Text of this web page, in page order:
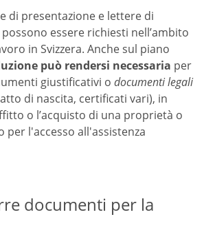
di presentazione e lettere di
essere richiesti nell’ambito
in Svizzera. Anche sul piano
può rendersi necessaria per
giustificativi o documenti legali
di nascita, certificati vari), in
o l’acquisto di una proprietà o
per l'accesso all'assistenza
documenti per la